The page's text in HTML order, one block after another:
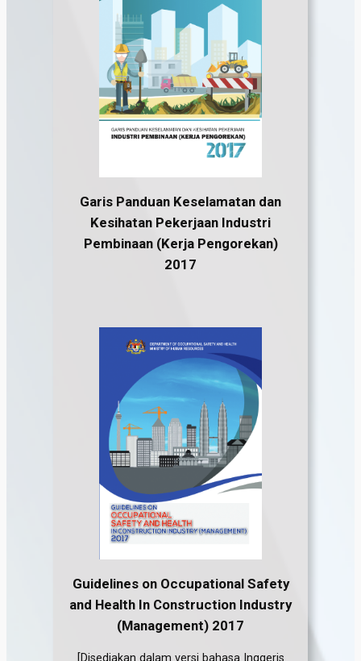
Garis Panduan Keselamatan dan
Kesihatan Pekerjaan Industri
Pembinaan (Kerja Pengorekan)
2017
Guidelines on Occupational Safety
and Health In Construction Industry
(Management) 2017
[Disediakan dalam versi bahasa Inggeris